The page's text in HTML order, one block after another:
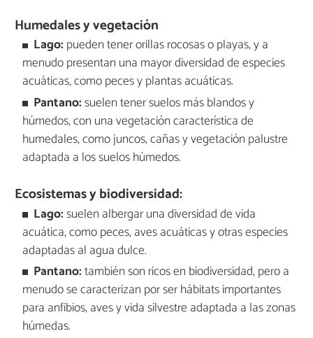
Humedales y vegetación
Lago: pueden tener orillas rocosas o playas, y a
menudo presentan una mayor diversidad de especies
acuáticas, como peces y plantas acuáticas.
Pantano:suelen tener suelos más blandos y
húmedos, con una vegetación característica de
humedales, como juncos, cañas y vegetación palustre
adaptada a los suelos húmedos.
Ecosistemas y biodiversidad:
Lago:suelen albergar una diversidad de vida
acuática, como peces, aves acuáticas y otras especies
adaptadas al agua dulce.
Pantano:también son ricos en biodiversidad, pero a
menudo se caracterizan por ser hábitats importantes
para anfibios, aves y vida silvestre adaptada a las zonas
húmedas.